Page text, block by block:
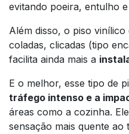
evitando poeira, entulho
Além disso, o piso
coladas, clicadas (tipo
facilita ainda mais a
E o melhor, esse tipo de
tráfego intenso e a
áreas como a cozinha.
sensação mais quente